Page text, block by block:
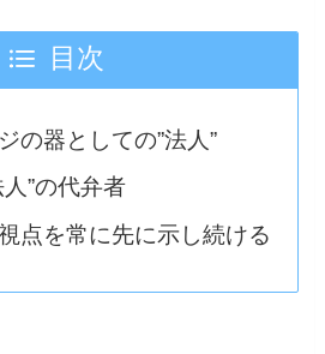
目次
の器としての”法人”
”の代弁者
点を常に先に示し続ける